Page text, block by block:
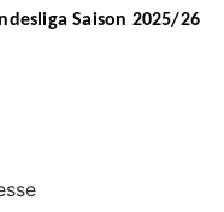
Saison 2025/26